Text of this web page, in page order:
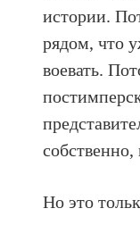
истории.
рядом, что
воевать.
собственно,
Но это